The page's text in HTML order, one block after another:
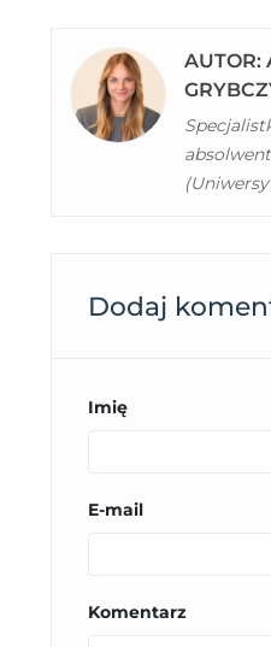
AUTOR:
Dodaj
Imię
E-mail
Komentarz